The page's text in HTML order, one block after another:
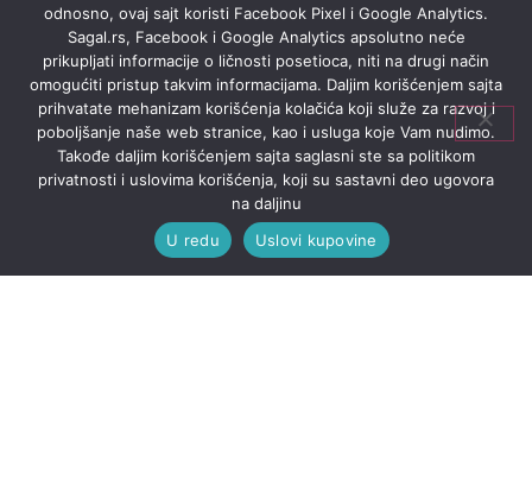
odnosno, ovaj sajt koristi Facebook Pixel i Google Analytics.
Sagal.rs, Facebook i Google Analytics apsolutno neće
prikupljati informacije o ličnosti posetioca, niti na drugi način
omogućiti pristup takvim informacijama. Daljim korišćenjem sajta
prihvatate mehanizam korišćenja kolačića koji služe za razvoj i
poboljšanje naše web stranice, kao i usluga koje Vam nudimo.
Takođe daljim korišćenjem sajta saglasni ste sa politikom
privatnosti i uslovima korišćenja, koji su sastavni deo ugovora
na daljinu
U redu
Uslovi kupovine